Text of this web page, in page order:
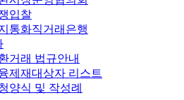
입찰
통화직거래은행
거래 법규안내
제재대상자 리스트
양식 및 작성례